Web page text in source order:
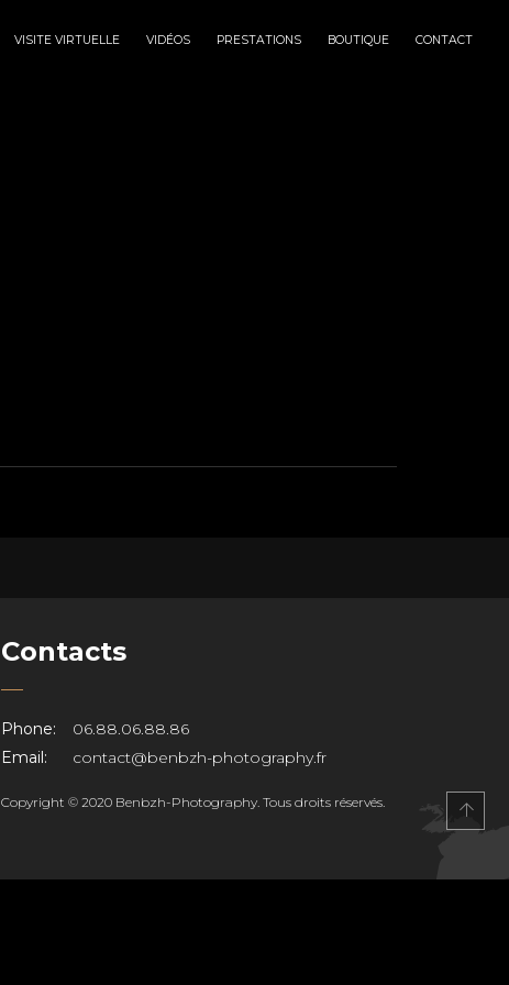
VISITE VIRTUELLE VIDÉOS PRESTATIONS BOUTIQUE CONTACT
Contacts
Phone:
06.88.06.88.86
Email:
contact@benbzh-photography.fr
Copyright © 2020 Benbzh-Photography. Tous droits réservés.